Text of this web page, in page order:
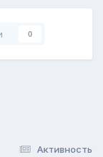
0
Активность